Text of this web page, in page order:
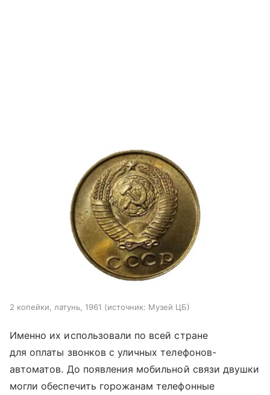
2 копейки, латунь, 1961 источник: Музей ЦБ
Именно их использовали по всей стране
для оплаты звонков с уличных телефонов-
автоматов. До появления мобильной связи двушки
могли обеспечить горожанам телефонные